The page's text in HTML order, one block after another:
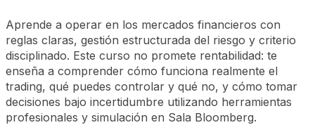
Aprende a operar en los mercados financieros con
reglas claras, gestión estructurada del riesgo y criterio
disciplinado. Este curso no promete rentabilidad: te
enseña a comprender cómo funciona realmente el
trading, qué puedes controlar y qué no, y cómo tomar
decisiones bajo incertidumbre utilizando herramientas
profesionales y simulación en Sala Bloomberg.